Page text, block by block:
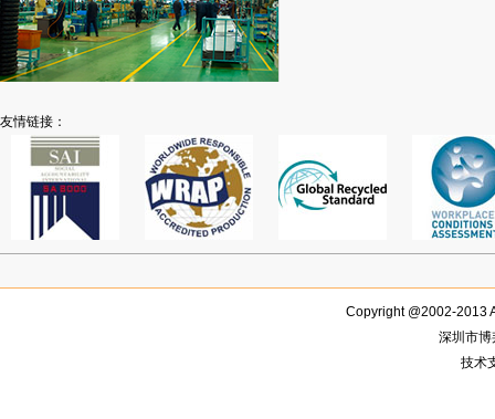
友情链接：
Copyright @2002-2013
深圳市博
技术